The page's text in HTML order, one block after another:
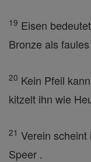
19 Eisen
Bronze als
20 Kein Pfeil
kitzelt ihn wie
21 Verein
Speer .